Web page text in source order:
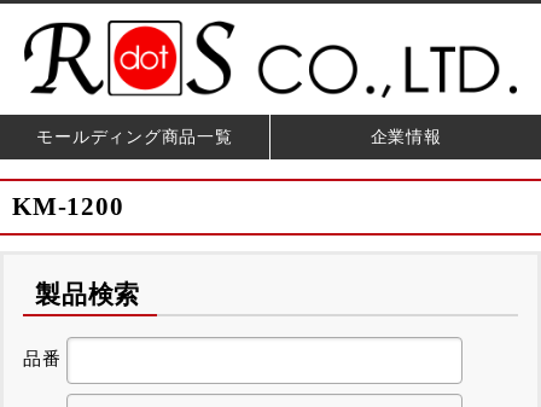
モールディング商品一覧 企業情報
KM-1200
製品検索
品番